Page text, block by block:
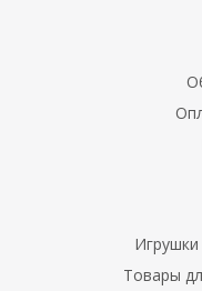
Игрушки
Товары